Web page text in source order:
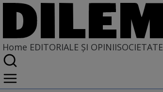
Home EDITORIALE ȘI OPINIISOCIETATE